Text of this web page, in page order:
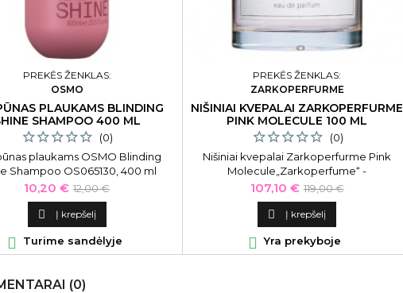
PREKĖS ŽENKLAS:
OSMO
PLAUKAMS BLINDING
SHAMPOO 400 ML
(0)
plaukams OSMO Blinding
Shampoo OS065130, 400 ml
Kaina
10,20 € Bazinė
kaina
12,00 €
 Į krepšelį
 Turime sandėlyje
PREKĖS ŽENKLAS:
ZARKOPERFURME
NIŠINIAI KVEPALAI ZARKOPERFURME
PINK MOLECULE 100 ML
(0)
Nišiniai kvepalai Zarkoperfurme Pink
Molecule„Zarkoperfume“ -
nišiniai kvepalai atspindi Skandinavijos
klimatą, gyvenimo būdą bei estetiką. Jų
kvapas kuriamas kaip muzikinė
kompozicija, pirmiausia - švelnūs tonai,
tuomet gilesni, o visa kompozicija apima
ištisą sensorinį ir emocinį diapazoną.
Kaina
107,10 € Bazinė
kaina
119,00 €
 Į krepšelį
 Yra prekyboje
(0)